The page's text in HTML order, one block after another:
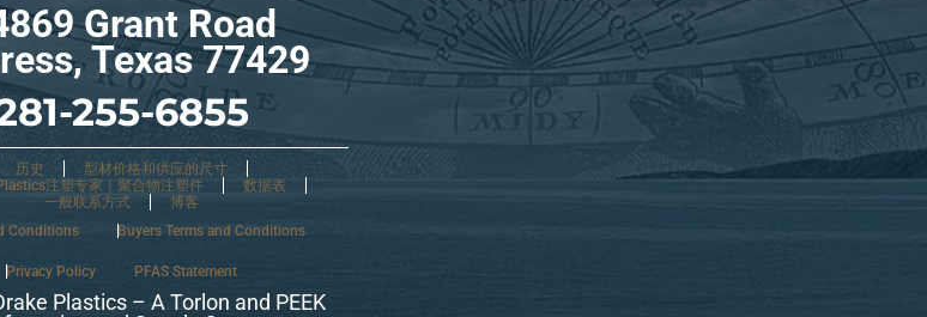
Grant Road
Texas 77429
255-6855
历史
型材价格和供应的尺寸
注塑专家｜聚合物注塑件
数据表
一般联系方式
博客
Conditions
Buyers Terms and Conditions
Privacy Policy PFAS Statement
Plastics – A Torlon and PEEK